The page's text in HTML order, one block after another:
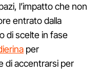
l’impatto che non
entrato dalla
di scelte in fase
per
di accentrarsi per